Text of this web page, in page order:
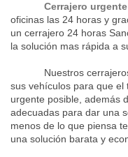
Cerrajero
oficinas las 24 horas y
un cerrajero 24 horas
la solución mas rápida a
Nuestros cerrajeros
sus vehículos para que el
urgente posible, además
adecuadas para dar una
menos de lo que piensa
una solución barata y